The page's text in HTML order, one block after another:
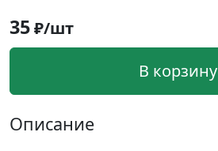
35₽/шт
В корзину
Описание